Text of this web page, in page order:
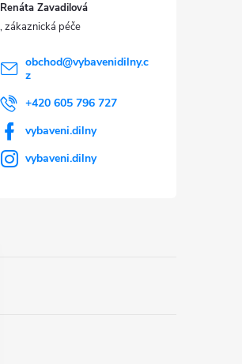
Renáta Zavadilová
obchod@vybavenidilny.c
z
+420 605 796 727
vybaveni.dilny
vybaveni.dilny